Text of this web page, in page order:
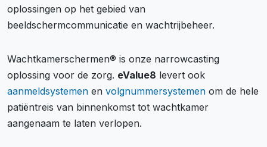
oplossingen op het gebied van
beeldschermcommunicatie en wachtrijbeheer.
Wachtkamerschermen® is onze narrowcasting
oplossing voor de zorg. eValue8 levert ook
aanmeldsystemen en volgnummersystemen om de hele
patiëntreis van binnenkomst tot wachtkamer
aangenaam te laten verlopen.